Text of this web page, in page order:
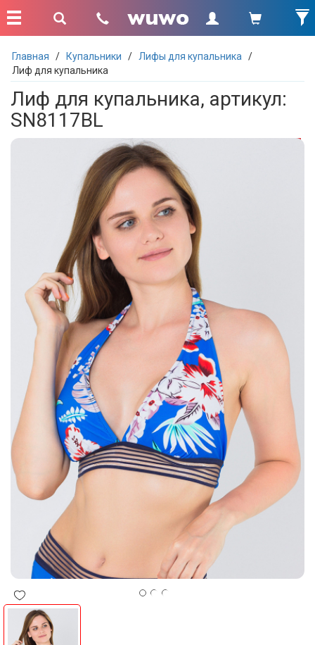
Главная / Купальники / Лифы для купальника
/
Лиф для купальника
Лиф для купальника, артикул:
SN8117BL